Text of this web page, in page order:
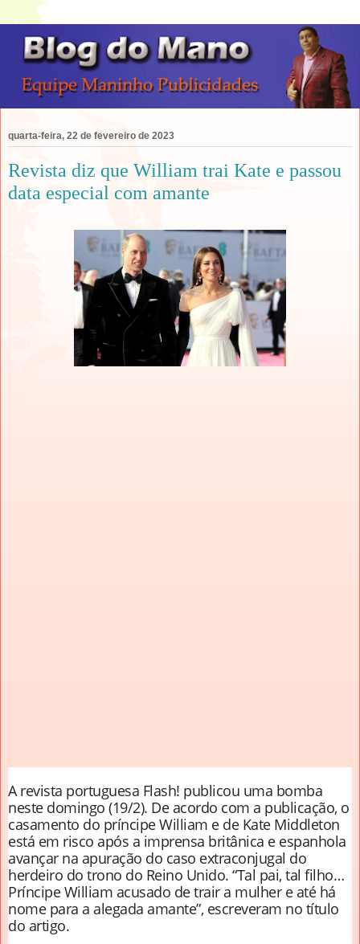
quarta-feira, 22 de fevereiro de 2023
Revista diz que William trai Kate e passou
data especial com amante
A revista portuguesa Flash! publicou uma bomba
neste domingo (19/2). De acordo com a publicação, o
casamento do príncipe William e de Kate Middleton
está em risco após a imprensa britânica e espanhola
avançar na apuração do caso extraconjugal do
herdeiro do trono do Reino Unido. “Tal pai, tal filho…
Príncipe William acusado de trair a mulher e até há
nome para a alegada amante”, escreveram no título
do artigo.